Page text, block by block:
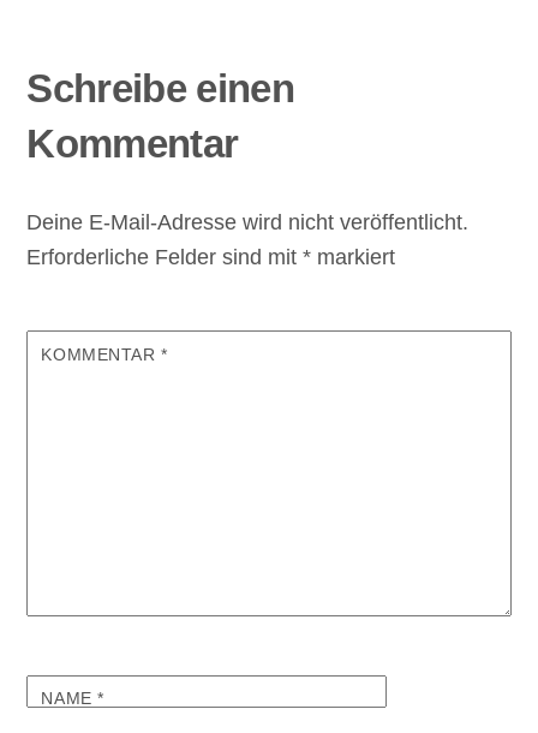
Schreibe einen
Kommentar
Deine E-Mail-Adresse wird nicht veröffentlicht.
Erforderliche Felder sind mit* markiert
KOMMENTAR*
NAME*